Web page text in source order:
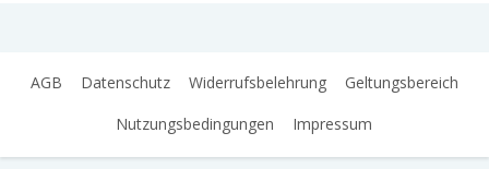
AGB Datenschutz Widerrufsbelehrung
Geltungsbereich
Nutzungsbedingungen
Impressum